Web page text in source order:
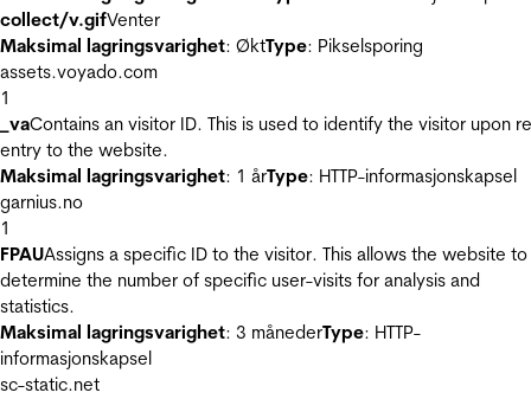
collect/v.gifVenter
Maksimal lagringsvarighet: ØktType: Pikselsporing
assets.voyado.com
1
_vaContains an visitor ID. This is used to identify the visitor upon
entry to the website.
Maksimal lagringsvarighet: 1 årType: HTTP-informasjonskapsel
garnius.no
1
FPAUAssigns a specific ID to the visitor. This allows the website to
determine the number of specific user-visits for analysis and
statistics.
Maksimal lagringsvarighet: 3 månederType: HTTP-
informasjonskapsel
sc-static.net